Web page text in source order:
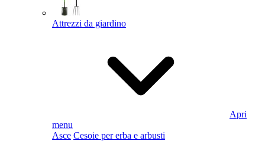
Attrezzi da giardino
Apri
menu
Asce Cesoie per erba e arbusti